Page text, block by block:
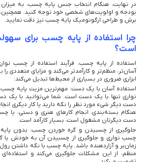
در نهایت، هنگام انتخاب جنس پایه چسب، به میزان
بودجه و اولویت‌های شخصی خود توجه کنید.
برش و طراحی ارگونومیک پایه چسب نیز دقت نمایید.
چرا استفاده از پایه چسب برای
است؟
استفاده از پایه چسب، فرآیند استفاده از چسب
آسان‌تر، منظم‌تر و کارآمدتر می‌کند و مزایای متعددی را
ابزاری ضروری در بسیاری از محیط‌ها تبدیل می‌کند:
استفاده آسان با یک دست: مهم‌ترین مزیت پایه
نواری تنها با یک دست است. شما می‌توانید با یک
دست دیگر شیء مورد نظر را نگه دارید یا کار دیگری
هنگام بسته‌بندی، انجام کارهای هنری و دستی، یا
دست دیگرتان مشغول است، بسیار کارآمد است.
جلوگیری از چسبیدن و گره خوردن چسب: بدون پایه
چسب نواری و جلوگیری از چسبیدن آن به خودش یا
زمان‌بر و آزاردهنده باشد. پایه چسب با نگه داشتن
منظم، از این مشکلات جلوگیری می‌کند و